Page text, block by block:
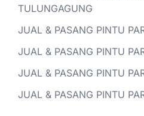
TULUNGAGUNG
JUAL & PASANG PINTU
JUAL & PASANG PINTU
JUAL & PASANG PINTU
JUAL & PASANG PINTU